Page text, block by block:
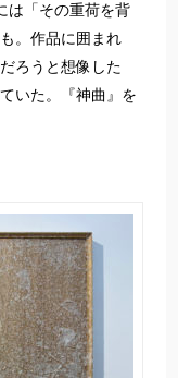
は「その重荷を背
。作品に囲まれ
ろうと想像した
いた。『神曲』を